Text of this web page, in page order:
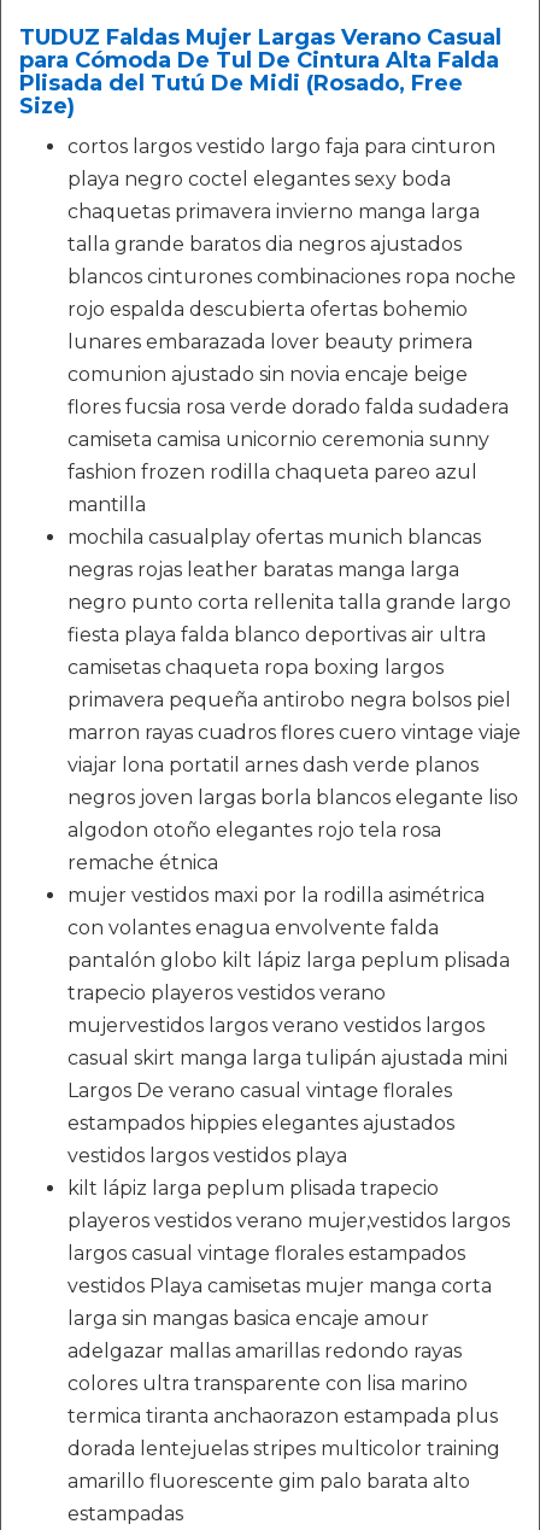
TUDUZ Faldas Mujer Largas Verano Casual
para Cómoda De Tul De Cintura Alta Falda
Plisada del Tutú De Midi (Rosado, Free
Size)
cortos largos vestido largo faja para cinturon
playa negro coctel elegantes sexy boda
chaquetas primavera invierno manga larga
talla grande baratos dia negros ajustados
blancos cinturones combinaciones ropa noche
rojo espalda descubierta ofertas bohemio
lunares embarazada lover beauty primera
comunion ajustado sin novia encaje beige
flores fucsia rosa verde dorado falda sudadera
camiseta camisa unicornio ceremonia sunny
fashion frozen rodilla chaqueta pareo azul
mantilla
mochila casualplay ofertas munich blancas
negras rojas leather baratas manga larga
negro punto corta rellenita talla grande largo
fiesta playa falda blanco deportivas air ultra
camisetas chaqueta ropa boxing largos
primavera pequeña antirobo negra bolsos piel
marron rayas cuadros flores cuero vintage viaje
viajar lona portatil arnes dash verde planos
negros joven largas borla blancos elegante liso
algodon otoño elegantes rojo tela rosa
remache étnica
mujer vestidos maxi por la rodilla asimétrica
con volantes enagua envolvente falda
pantalón globo kilt lápiz larga peplum plisada
trapecio playeros vestidos verano
mujervestidos largos verano vestidos largos
casual skirt manga larga tulipán ajustada mini
Largos De verano casual vintage florales
estampados hippies elegantes ajustados
vestidos largos vestidos playa
kilt lápiz larga peplum plisada trapecio
playeros vestidos verano mujer,vestidos largos
largos casual vintage florales estampados
vestidos Playa camisetas mujer manga corta
larga sin mangas basica encaje amour
adelgazar mallas amarillas redondo rayas
colores ultra transparente con lisa marino
termica tiranta anchaorazon estampada plus
dorada lentejuelas stripes multicolor training
amarillo fluorescente gim palo barata alto
estampadas